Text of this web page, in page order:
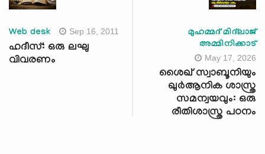
Web desk Sep 16, 2011
ഹദീസ്: ഒരു ലഘു
വിവരണം
മുഹമ്മദ് മിദ്‌ലാജ്
അമ്മിനിക്കാട്
May 17, 2026
ശൈഖ് സ്വാബൂനിയും
ഖുർആനിക ശാസ്ത്ര
സമന്വയവും: ഒരു
രീതിശാസ്ത്ര പഠനം